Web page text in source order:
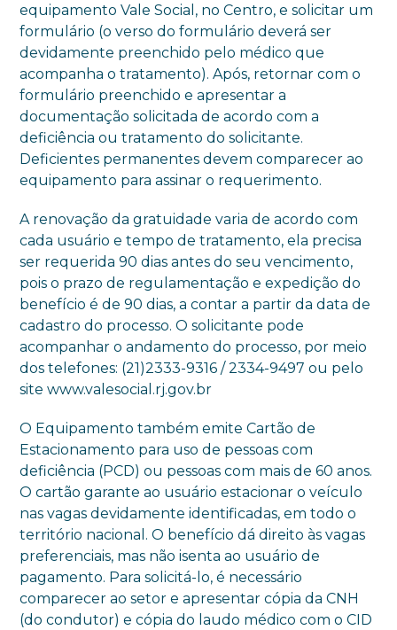
equipamento Vale Social, no Centro, e solicitar um
formulário (o verso do formulário deverá ser
devidamente preenchido pelo médico que
acompanha o tratamento). Após, retornar com o
formulário preenchido e apresentar a
documentação solicitada de acordo com a
deficiência ou tratamento do solicitante.
Deficientes permanentes devem comparecer ao
equipamento para assinar o requerimento.
A renovação da gratuidade varia de acordo com
cada usuário e tempo de tratamento, ela precisa
ser requerida 90 dias antes do seu vencimento,
pois o prazo de regulamentação e expedição do
benefício é de 90 dias, a contar a partir da data de
cadastro do processo. O solicitante pode
acompanhar o andamento do processo, por meio
dos telefones: (21)2333-9316 / 2334-9497 ou pelo
site www.valesocial.rj.gov.br
O Equipamento também emite Cartão de
Estacionamento para uso de pessoas com
deficiência (PCD) ou pessoas com mais de 60 anos.
O cartão garante ao usuário estacionar o veículo
nas vagas devidamente identificadas, em todo o
território nacional. O benefício dá direito às vagas
preferenciais, mas não isenta ao usuário de
pagamento. Para solicitá-lo, é necessário
comparecer ao setor e apresentar cópia da CNH
(do condutor) e cópia do laudo médico com o CID